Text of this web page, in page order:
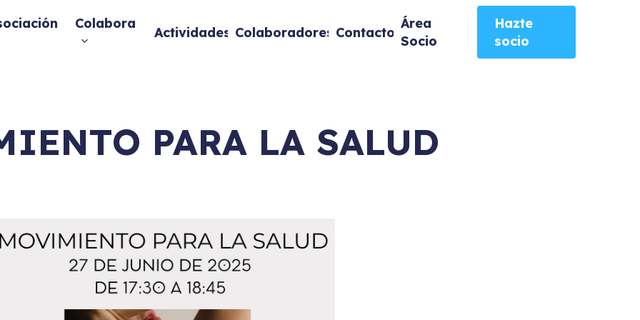
Colabora
Actividades Colaboradores Contacto
Área
Socio
Hazte
socio
PARA LA SALUD